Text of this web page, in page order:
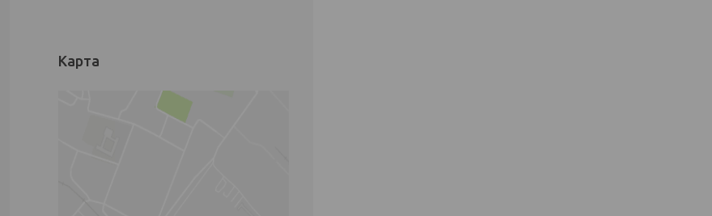
Карта